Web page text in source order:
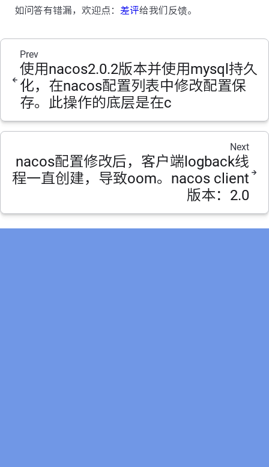
如问答有错漏，欢迎点： 差评给我们反馈。
Prev
使用nacos2.0.2版本并使用mysql持久
化，在nacos配置列表中修改配置保
存。此操作的底层是在c
Next
nacos配置修改后，客户端logback线
程一直创建，导致oom。nacos client
版本：2.0